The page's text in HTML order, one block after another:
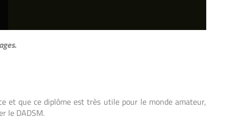
et que ce diplôme est très utile pour le monde amateur,
le DADSM.